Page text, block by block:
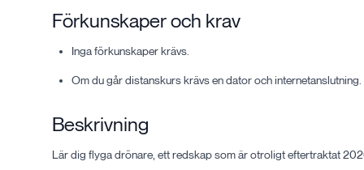
Förkunskaper och krav
Inga förkunskaper krävs.
Om du går distanskurs krävs en dator och internetanslutning.
Beskrivning
Lär dig flyga drönare, ett redskap som är otroligt eftertraktat